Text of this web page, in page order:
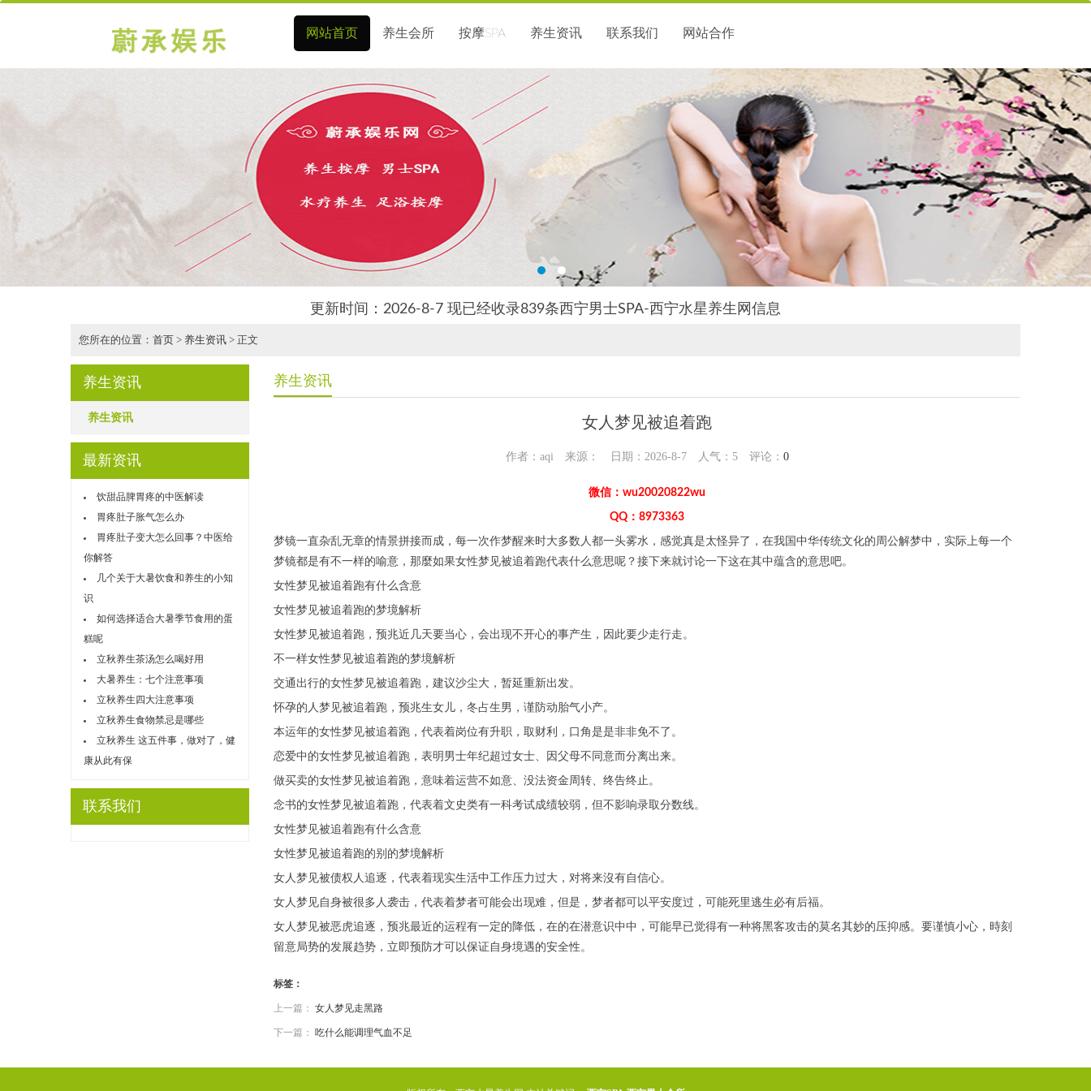
网站首页 养生会所 按摩SPA 养生资讯 联系我们 网站合作
更新时间：2026-8-7 现已经收录839条西宁男士SPA-西宁水星养生网信息
您所在的位置： 首页 > 养生资讯 > 正文
养生资讯
养生资讯
最新资讯
饮甜品脾胃疼的中医解读
胃疼肚子胀气怎么办
胃疼肚子变大怎么回事？中医给
你解答
几个关于大暑饮食和养生的小知
识
如何选择适合大暑季节食用的蛋
糕呢
立秋养生茶汤怎么喝好用
大暑养生：七个注意事项
立秋养生四大注意事项
立秋养生食物禁忌是哪些
立秋养生 这五件事，做对了，健
康从此有保
联系我们
养生资讯
女人梦见被追着跑
作者：aqi 来源： 日期：2026-8-7 人气： 5评论： 0
微信：wu20020822wu
QQ：8973363
梦镜一直杂乱无章的情景拼接而成，每一次作梦醒来时大多数人都一头雾水，感觉真是太怪异了，在我国中华传统文化的周公解梦中，实际上每一个
梦镜都是有不一样的喻意，那麼如果女性梦见被追着跑代表什么意思呢？接下来就讨论一下这在其中蕴含的意思吧。
女性梦见被追着跑有什么含意
女性梦见被追着跑的梦境解析
女性梦见被追着跑，预兆近几天要当心，会出现不开心的事产生，因此要少走行走。
不一样女性梦见被追着跑的梦境解析
交通出行的女性梦见被追着跑，建议沙尘大，暂延重新出发。
怀孕的人梦见被追着跑，预兆生女儿，冬占生男，谨防动胎气小产。
本运年的女性梦见被追着跑，代表着岗位有升职，取财利，口角是是非非免不了。
恋爱中的女性梦见被追着跑，表明男士年纪超过女士、因父母不同意而分离出来。
做买卖的女性梦见被追着跑，意味着运营不如意、没法资金周转、终告终止。
念书的女性梦见被追着跑，代表着文史类有一科考试成绩较弱，但不影响录取分数线。
女性梦见被追着跑有什么含意
女性梦见被追着跑的别的梦境解析
女人梦见被债权人追逐，代表着现实生活中工作压力过大，对将来沒有自信心。
女人梦见自身被很多人袭击，代表着梦者可能会出现难，但是，梦者都可以平安度过，可能死里逃生必有后福。
女人梦见被恶虎追逐，预兆最近的运程有一定的降低，在的在潜意识中中，可能早已觉得有一种将黑客攻击的莫名其妙的压抑感。要谨慎小心，時刻
留意局势的发展趋势，立即预防才可以保证自身境遇的安全性。
标签：
上一篇： 女人梦见走黑路
下一篇： 吃什么能调理气血不足